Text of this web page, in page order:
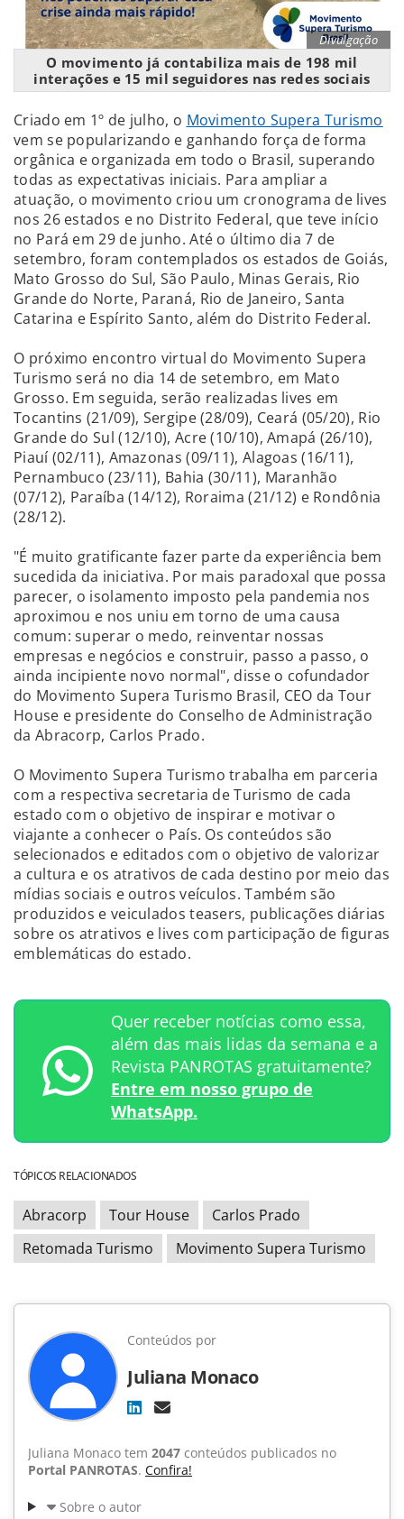
Divulgação
O movimento já contabiliza mais de 198 mil
interações e 15 mil seguidores nas redes sociais
Criado em 1º de julho, o Movimento Supera Turismo
vem se popularizando e ganhando força de forma
orgânica e organizada em todo o Brasil, superando
todas as expectativas iniciais. Para ampliar a
atuação, o movimento criou um cronograma de lives
nos 26 estados e no Distrito Federal, que teve início
no Pará em 29 de junho. Até o último dia 7 de
setembro, foram contemplados os estados de Goiás,
Mato Grosso do Sul, São Paulo, Minas Gerais, Rio
Grande do Norte, Paraná, Rio de Janeiro, Santa
Catarina e Espírito Santo, além do Distrito Federal.
O próximo encontro virtual do Movimento Supera
Turismo será no dia 14 de setembro, em Mato
Grosso. Em seguida, serão realizadas lives em
Tocantins (21/09), Sergipe (28/09), Ceará (05/20), Rio
Grande do Sul (12/10), Acre (10/10), Amapá (26/10),
Piauí (02/11), Amazonas (09/11), Alagoas (16/11),
Pernambuco (23/11), Bahia (30/11), Maranhão
(07/12), Paraíba (14/12), Roraima (21/12) e Rondônia
(28/12).
"É muito gratificante fazer parte da experiência bem
sucedida da iniciativa. Por mais paradoxal que possa
parecer, o isolamento imposto pela pandemia nos
aproximou e nos uniu em torno de uma causa
comum: superar o medo, reinventar nossas
empresas e negócios e construir, passo a passo, o
ainda incipiente novo normal", disse o cofundador
do Movimento Supera Turismo Brasil, CEO da Tour
House e presidente do Conselho de Administração
da Abracorp, Carlos Prado.
O Movimento Supera Turismo trabalha em parceria
com a respectiva secretaria de Turismo de cada
estado com o objetivo de inspirar e motivar o
viajante a conhecer o País. Os conteúdos são
selecionados e editados com o objetivo de valorizar
a cultura e os atrativos de cada destino por meio das
mídias sociais e outros veículos. Também são
produzidos e veiculados teasers, publicações diárias
sobre os atrativos e lives com participação de figuras
emblemáticas do estado.
Quer receber notícias como essa,
além das mais lidas da semana e a
Revista PANROTAS gratuitamente?
Entre em nosso grupo de
WhatsApp.
TÓPICOS RELACIONADOS
Abracorp Tour House
Carlos Prado
Retomada Turismo
Movimento Supera Turismo
Conteúdos por
Juliana Monaco
Juliana Monaco tem 2047 conteúdos publicados no
Portal PANROTAS. Confira!
Sobre o autor